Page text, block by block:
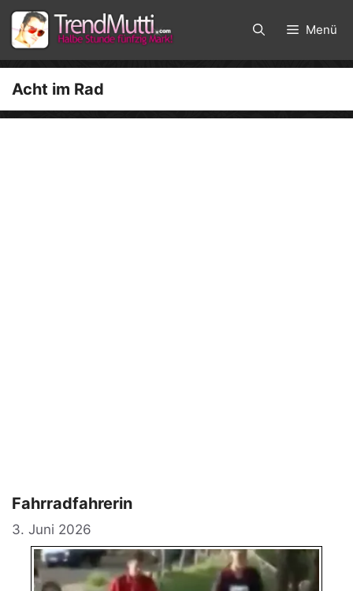
Zum
Inhalt
springen
Menü
Acht im Rad
Fahrradfahrerin
3. Juni 2026